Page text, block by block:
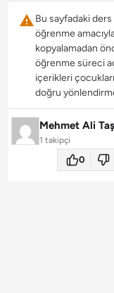
Bu sayfadaki ders
öğrenme
kopyalamadan
öğrenme süreci
içerikleri
doğru
Mehmet Ali Taş
1 takipçi
0